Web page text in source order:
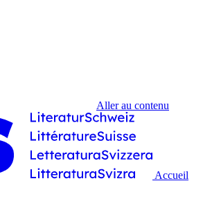
Aller au contenu
Accueil